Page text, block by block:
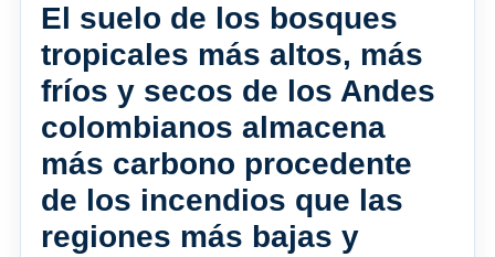
El suelo de los bosques
tropicales más altos, más
fríos y secos de los Andes
colombianos almacena
más carbono procedente
de los incendios que las
regiones más bajas y